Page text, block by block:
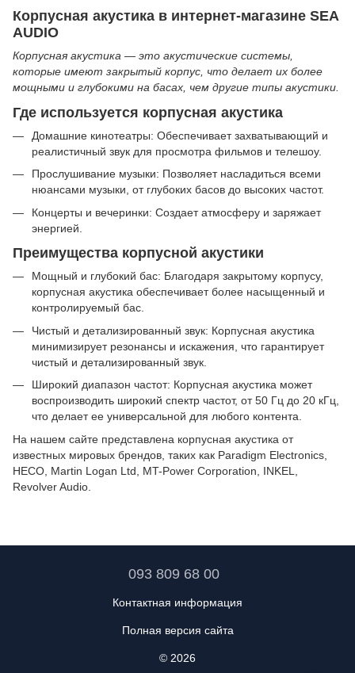
Корпусная акустика в интернет-магазине SEA
AUDIO
Корпусная акустика — это акустические системы,
которые имеют закрытый корпус, что делает их более
мощными и глубокими на басах, чем другие типы акустики.
Где используется корпусная акустика
Домашние кинотеатры: Обеспечивает захватывающий и
реалистичный звук для просмотра фильмов и телешоу.
Прослушивание музыки: Позволяет насладиться всеми
нюансами музыки, от глубоких басов до высоких частот.
Концерты и вечеринки: Создает атмосферу и заряжает
энергией.
Преимущества корпусной акустики
Мощный и глубокий бас: Благодаря закрытому корпусу,
корпусная акустика обеспечивает более насыщенный и
контролируемый бас.
Чистый и детализированный звук: Корпусная акустика
минимизирует резонансы и искажения, что гарантирует
чистый и детализированный звук.
Широкий диапазон частот: Корпусная акустика может
воспроизводить широкий спектр частот, от 50 Гц до 20 кГц,
что делает ее универсальной для любого контента.
На нашем сайте представлена корпусная акустика от
известных мировых брендов, таких как Paradigm Electronics,
HECO, Martin Logan Ltd, MT-Power Corporation, INKEL,
Revolver Audio.
093 809 68 00
Контактная информация
Полная версия сайта
© 2026